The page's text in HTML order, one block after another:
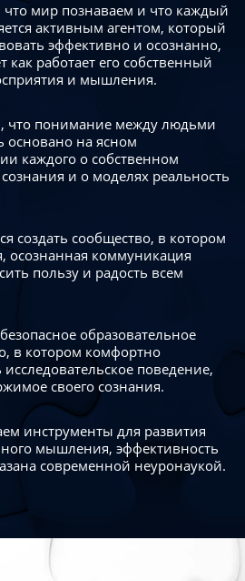
мир познаваем и что каждый
активным агентом, который
эффективно и осознанно,
как работает его собственный
и мышления.
что понимание между людьми
основано на ясном
каждого о собственном
и о моделях реальность
создать сообщество, в котором
осознанная коммуникация
пользу и радость всем
образовательное
в котором комфортно
поведение,
своего сознания.
инструменты для развития
мышления, эффективность
современной неуронаукой.